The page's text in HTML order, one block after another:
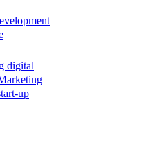
digital
up